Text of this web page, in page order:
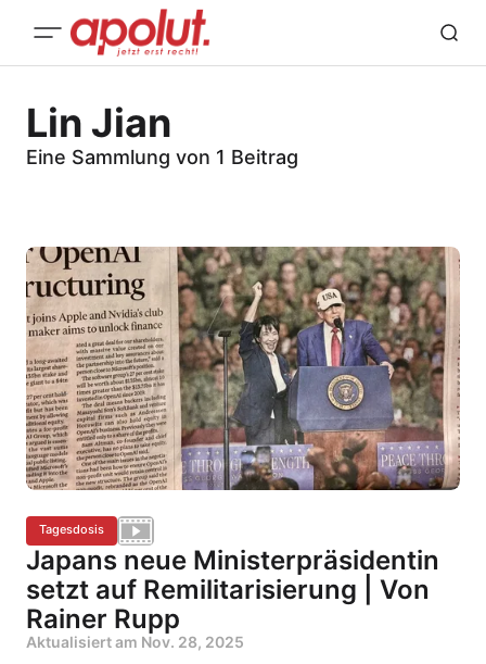
Lin Jian
Eine Sammlung von 1 Beitrag
Tagesdosis
Japans neue Ministerpräsidentin
setzt auf Remilitarisierung | Von
Rainer Rupp
Aktualisiert am Nov. 28, 2025